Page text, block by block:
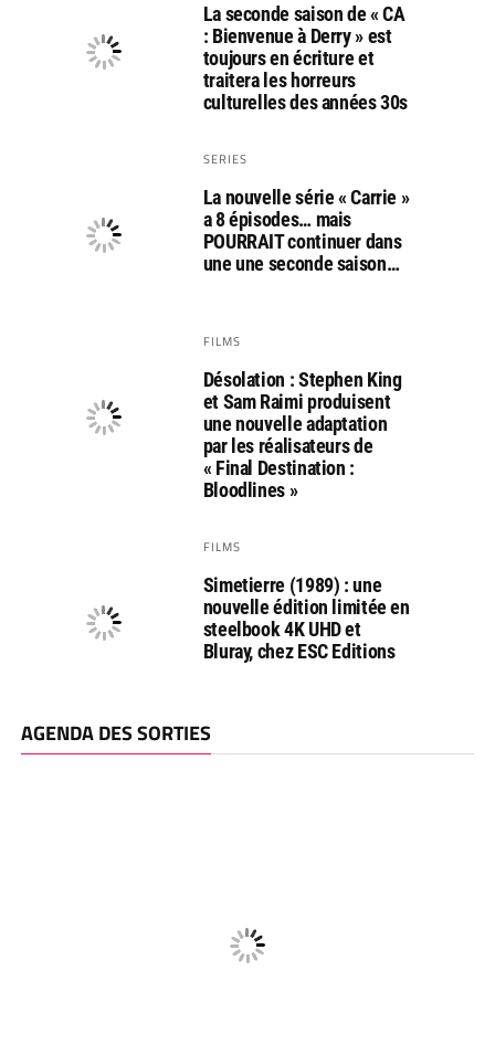
La seconde saison de « CA
: Bienvenue à Derry » est
toujours en écriture et
traitera les horreurs
culturelles des années 30s
SERIES
La nouvelle série « Carrie »
a 8 épisodes… mais
POURRAIT continuer dans
une une seconde saison…
FILMS
Désolation : Stephen King
et Sam Raimi produisent
une nouvelle adaptation
par les réalisateurs de
« Final Destination :
Bloodlines »
FILMS
Simetierre (1989) : une
nouvelle édition limitée en
steelbook 4K UHD et
Bluray, chez ESC Editions
AGENDA DES SORTIES